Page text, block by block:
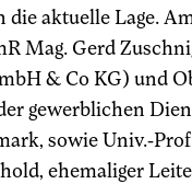
die aktuelle Lage.
Mag. Gerd
& Co KG) und
gewerblichen
sowie Univ.-
ehemaliger